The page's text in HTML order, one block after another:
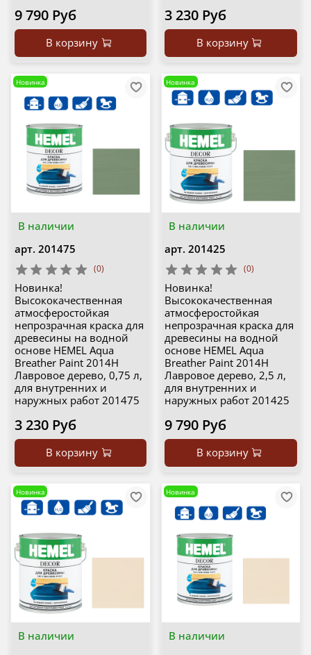
9 790 Руб
В корзину
3 230 Руб
В корзину
В наличии
Новинка
арт. 201475
(0)
Новинка!
Высококачественная
атмосферостойкая
непрозрачная краска для
древесины на водной
основе HEMEL Aqua
Breather Paint 2014H
Лавровое дерево, 0,75 л,
для внутренних и
наружных работ 201475
3 230 Руб
В корзину
В наличии
Новинка
арт. 201425
(0)
Новинка!
Высококачественная
атмосферостойкая
непрозрачная краска для
древесины на водной
основе HEMEL Aqua
Breather Paint 2014H
Лавровое дерево, 2,5 л,
для внутренних и
наружных работ 201425
9 790 Руб
В корзину
В наличии
Новинка
В наличии
Новинка